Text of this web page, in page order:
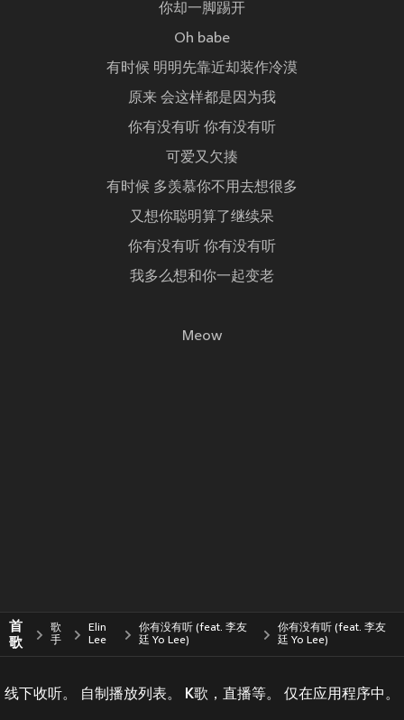
你却一脚踢开
Oh babe
有时候 明明先靠近却装作冷漠
原来 会这样都是因为我
你有没有听 你有没有听
可爱又欠揍
有时候 多羡慕你不用去想很多
又想你聪明算了继续呆
你有没有听 你有没有听
我多么想和你一起变老
Meow
首
歌
歌
手
Elin
Lee
你有没有听 (feat. 李友
廷 Yo Lee)
你有没有听 (feat. 李友
廷 Yo Lee)
线下收听。 自制播放列表。 K歌，直播等。 仅在应用程序中。